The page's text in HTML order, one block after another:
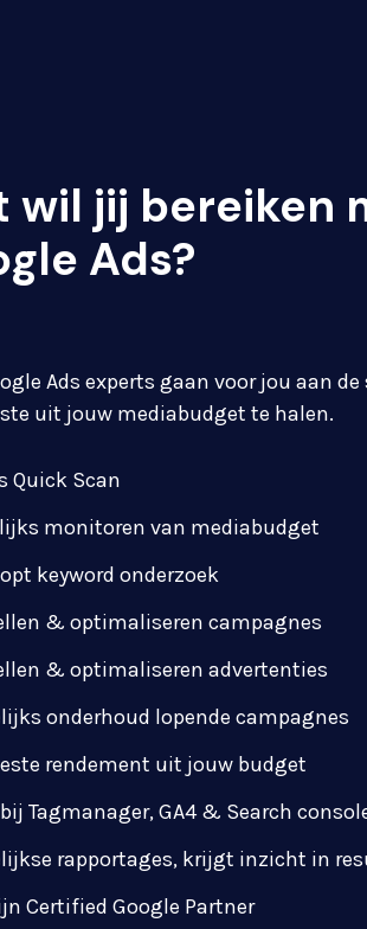
wil jij bereiken
Ads?
Ads experts gaan voor jou aan
uit jouw mediabudget te halen.
Quick Scan
monitoren van mediabudget
keyword onderzoek
& optimaliseren campagnes
& optimaliseren advertenties
onderhoud lopende campagnes
rendement uit jouw budget
Tagmanager, GA4 & Search
rapportages, krijgt inzicht in
Certified Google Partner